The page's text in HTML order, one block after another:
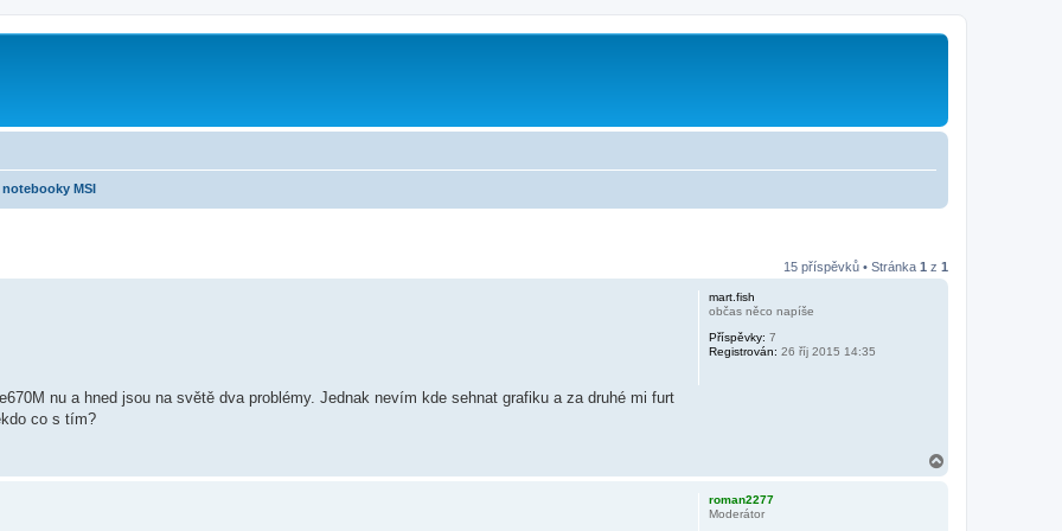
notebooky MSI
15 příspěvků • Stránka 1 z 1
mart.fish
občas něco napíše
Příspěvky: 7
Registrován: 26 říj 2015 14:35
nu a hned jsou na světě dva problémy. Jednak nevím kde sehnat grafiku a za druhé mi furt
co s tím?
roman2277
Moderátor